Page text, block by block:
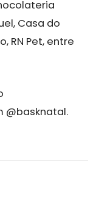
Casa do
RN Pet, entre
@basknatal.